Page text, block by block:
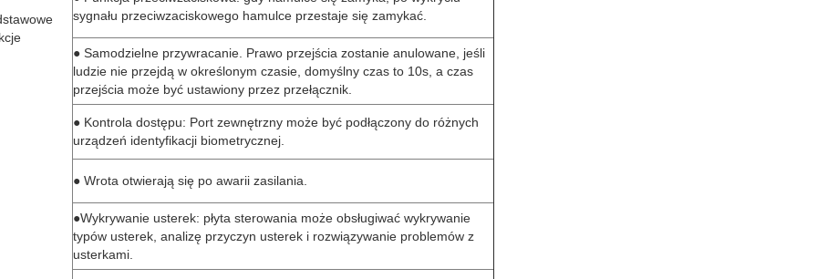
sygnału przeciwzaciskowego hamulce przestaje się zamykać.
● Samodzielne przywracanie. Prawo przejścia zostanie anulowane, jeśli
ludzie nie przejdą w określonym czasie, domyślny czas to 10s, a czas
przejścia może być ustawiony przez przełącznik.
● Kontrola dostępu: Port zewnętrzny może być podłączony do różnych
urządzeń identyfikacji biometrycznej.
● Wrota otwierają się po awarii zasilania.
●Wykrywanie usterek: płyta sterowania może obsługiwać wykrywanie
typów usterek, analizę przyczyn usterek i rozwiązywanie problemów z
usterkami.